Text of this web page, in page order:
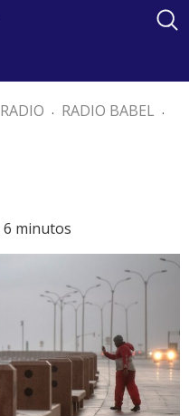
RADIO . RADIO BABEL .
6 minutos